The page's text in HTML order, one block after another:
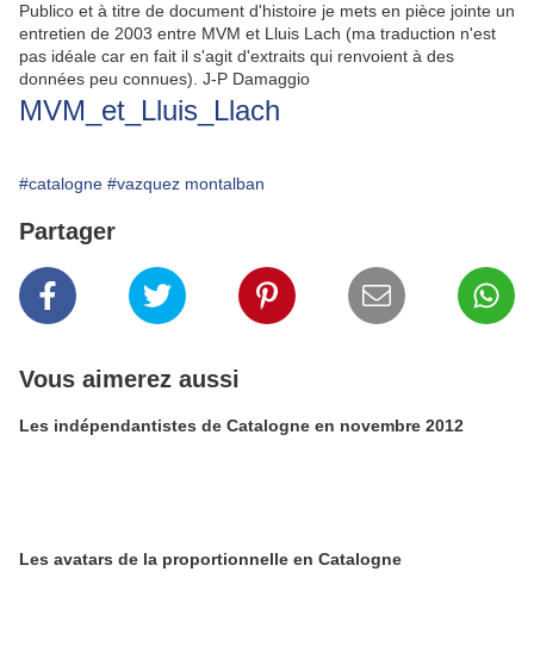
Publico et à titre de document d'histoire je mets en pièce jointe un
entretien de 2003 entre MVM et Lluis Lach (ma traduction n'est
pas idéale car en fait il s'agit d'extraits qui renvoient à des
données peu connues). J-P Damaggio
MVM_et_Lluis_Llach
#catalogne #vazquez montalban
Partager
Vous aimerez aussi
Les indépendantistes de Catalogne en novembre 2012
Les avatars de la proportionnelle en Catalogne